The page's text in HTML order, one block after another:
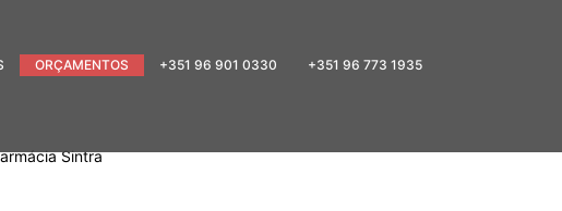
ORÇAMENTOS +351 96 901 0330
+351 96 773 1935
Sintra